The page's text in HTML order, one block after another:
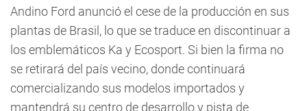
Andino Ford anunció el cese de la producción en sus
plantas de Brasil, lo que se traduce en discontinuar a
los emblemáticos Ka y Ecosport. Si bien la firma no
se retirará del país vecino, donde continuará
comercializando sus modelos importados y
mantendrá su centro de desarrollo y pista de